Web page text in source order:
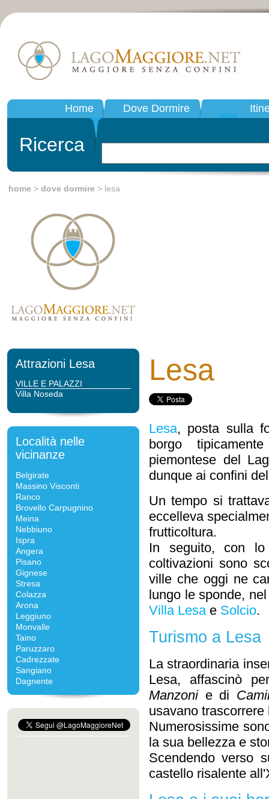
Home Dove Dormire
Ricerca
home > dove dormire > lesa
Attrazioni Lesa
VILLE E PALAZZI
Villa Noseda
Località nelle
vicinanze
Belgirate
Massino Visconti
Ranco
Brovello Carpugnino
Meina
Nebbiuno
Ispra
Angera
Pisano
Gignese
Stresa
Colazza
Arona
Leggiuno
Monvalle
Taino
Paruzzaro
Cadrezzate
Sangiano
Dagnente
Lesa
Lesa, posta sulla
borgo
piemontese del
dunque ai confini
Un tempo si
eccelleva
frutticoltura.
In seguito, con
coltivazioni sono
ville che oggi ne
lungo le sponde,
Villa Lesae Solcio.
Turismo a Lesa
La straordinaria
Lesa, affascinò
Manzonie di
usavano
Numerosissime
la sua bellezza e
Scendendo verso
castello risalente